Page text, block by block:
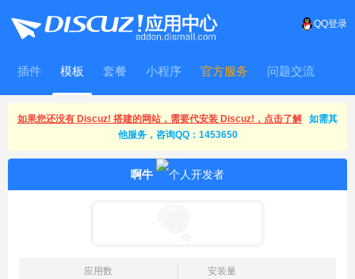
QQ登录
插件 模板 套餐 小程序 官方服务 问题交流
WitFrame
如果您还没有 Discuz! 搭建的网站，需要代安装 Discuz!，点击了解
如需其
他服务，咨询QQ：1453650
啊牛
应用数
安装量